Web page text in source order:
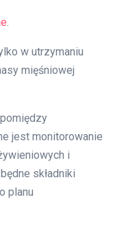
.
w utrzymaniu
mięśniowej
jest monitorowanie
i
składniki
planu